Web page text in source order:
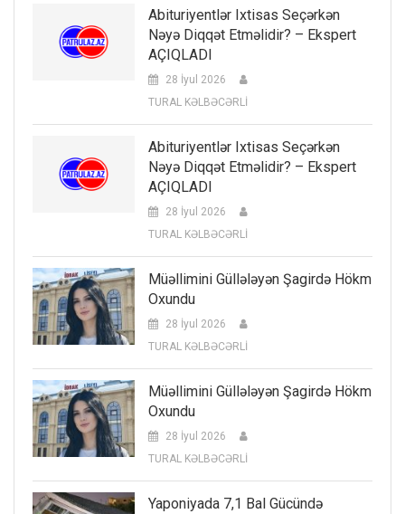
Abituriyentlər Ixtisas Seçərkən
Nəyə Diqqət Etməlidir? – Ekspert
AÇIQLADI
28 İyul 2026
TURAL KƏLBƏCƏRLİ
Abituriyentlər Ixtisas Seçərkən
Nəyə Diqqət Etməlidir? – Ekspert
AÇIQLADI
28 İyul 2026
TURAL KƏLBƏCƏRLİ
Müəllimini Güllələyən Şagirdə Hökm
Oxundu
28 İyul 2026
TURAL KƏLBƏCƏRLİ
Müəllimini Güllələyən Şagirdə Hökm
Oxundu
28 İyul 2026
TURAL KƏLBƏCƏRLİ
Yaponiyada 7,1 Bal Gücündə